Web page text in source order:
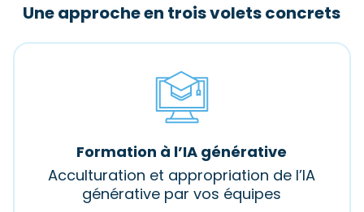
Une approche en trois volets concrets
Formation à l’IA générative
Acculturation et appropriation de l’IA
générative par vos équipes